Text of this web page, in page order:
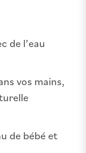
de l’eau
vos mains,
de bébé et